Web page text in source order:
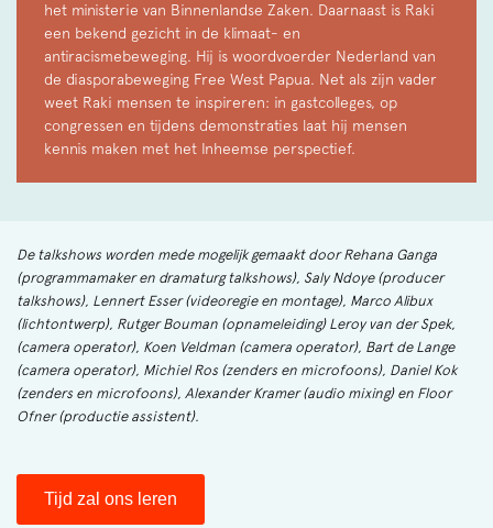
het ministerie van Binnenlandse Zaken. Daarnaast is Raki
een bekend gezicht in de klimaat- en
antiracismebeweging. Hij is woordvoerder Nederland van
de diasporabeweging Free West Papua. Net als zijn vader
weet Raki mensen te inspireren: in gastcolleges, op
congressen en tijdens demonstraties laat hij mensen
kennis maken met het Inheemse perspectief.
De talkshows worden mede mogelijk gemaakt door Rehana Ganga
(programmamaker en dramaturg talkshows), Saly Ndoye (producer
talkshows), Lennert Esser (videoregie en montage), Marco Alibux
(lichtontwerp), Rutger Bouman (opnameleiding) Leroy van der Spek,
(camera operator), Koen Veldman (camera operator), Bart de Lange
(camera operator), Michiel Ros (zenders en microfoons), Daniel Kok
(zenders en microfoons), Alexander Kramer (audio mixing) en Floor
Ofner (productie assistent).
Tijd zal ons leren